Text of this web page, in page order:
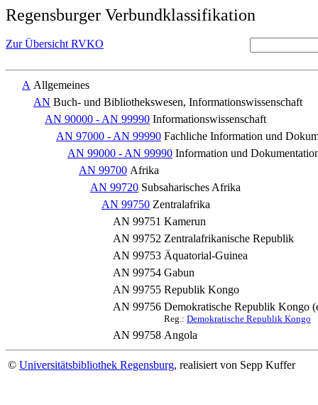
Regensburger Verbundklassifikation
Zur Übersicht RVKO
A Allgemeines
AN Buch- und Bibliothekswesen, Informationswissenschaft
AN 90000 - AN 99990 Informationswissenschaft
AN 97000 - AN 99990 Fachliche Information und
AN 99000 - AN 99990 Information und
AN 99700 Afrika
AN 99720 Subsaharisches Afrika
AN 99750 Zentralafrika
AN 99751 Kamerun
AN 99752 Zentralafrikanische Republik
AN 99753 Äquatorial-Guinea
AN 99754 Gabun
AN 99755 Republik Kongo
AN 99756 Demokratische Republik Kongo
Reg.: Demokratische Republik Kongo
AN 99758 Angola
© Universitätsbibliothek Regensburg, realisiert von Sepp Kuffer